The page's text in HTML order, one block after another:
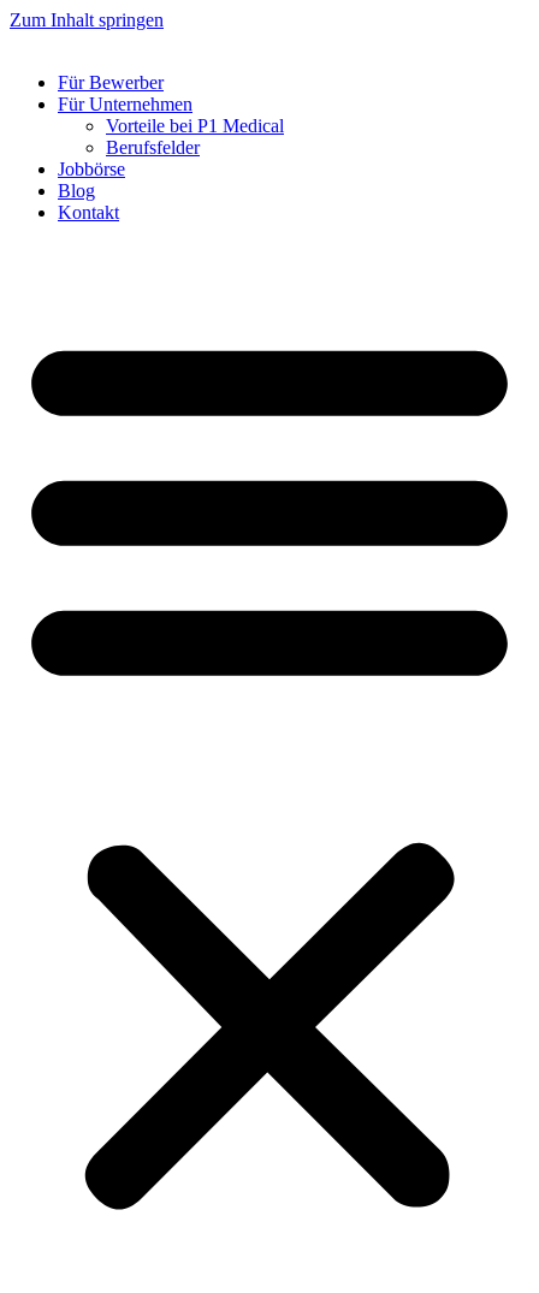
Zum Inhalt springen
Für Bewerber
Für Unternehmen
Vorteile bei P1 Medical
Berufsfelder
Jobbörse
Blog
Kontakt